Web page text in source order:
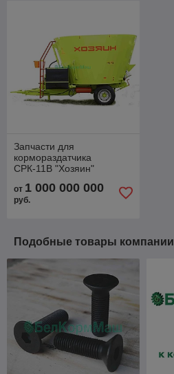
Запчасти для
кормораздатчика
СРК-11В "Хозяин"
от 1 000 000 000
руб.
Подобные товары компании